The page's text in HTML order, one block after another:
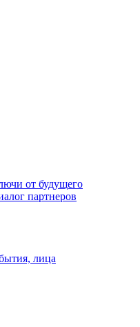
от будущего
партнеров
лица